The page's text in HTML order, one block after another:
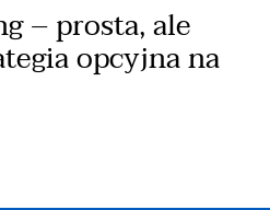
– prosta, ale
opcyjna na